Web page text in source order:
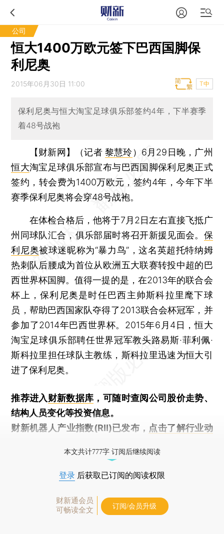
公司
恒大1400万欧元签下巴西国脚保
利尼奥
2015年06月30日 11:00 T中
保利尼奥与恒大淘宝足球俱乐部签约4年，下半赛季
着48号战袍
【财新网】（记者黎慧玲 ） 6月29日晚，广州
恒大淘宝足球俱乐部宣布与巴西国脚保利尼奥正式
签约，转会费为1400万欧元，签约4年，今年下半
赛季保利尼奥将会穿48号战袍。
在体检合格后，他将于7月2日左右直接飞抵广
州同球队汇合，俱乐部届时将召开新援见面会。 保
利尼奥被球迷昵称为“暴力鸟”，这名英超托特纳姆
热刺队后腰成为首位从欧洲五大联赛转投中超的巴
西世界杯国脚。值得一提的是，在2013年的联合会
杯上，保利尼奥是时任巴西主帅斯科拉里麾下球
员，帮助巴西国家队夺得了2013联合会杯冠军，并
参加了2014年巴西世界杯。2015年6月4日，恒大
淘宝足球俱乐部聘任世界冠军教头路易斯·菲利佩·
斯科拉里担任球队主教练，斯科拉里迅速为恒大引
进了保利尼奥。
推荐进入财新数据库 ，可随时查阅公司股价走势、
结构人员变化等投资信息。
财新机器人产业指数(RII)已发布， 点击了解行业动
本文共计777字 订阅后继续阅读
登录 后获取已订阅的阅读权限
财新通会员
可畅读全文
订阅/会员升级